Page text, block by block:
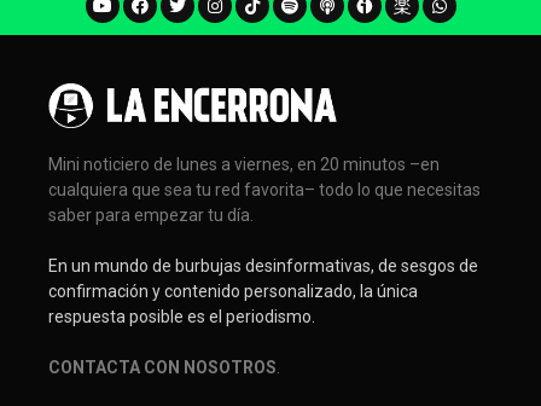
Mini noticiero de lunes a viernes, en 20 minutos –en
cualquiera que sea tu red favorita– todo lo que necesitas
saber para empezar tu día.
En un mundo de burbujas desinformativas, de sesgos de
confirmación y contenido personalizado, la única
respuesta posible es el periodismo.
CONTACTA CON NOSOTROS